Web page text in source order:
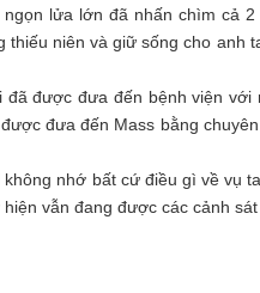
ngọn lửa lớn đã nhấn chìm cả
niên và giữ sống cho anh
được đưa đến bệnh viện với
đưa đến Mass bằng
nhớ bất cứ điều gì về vụ
vẫn đang được các cảnh sát